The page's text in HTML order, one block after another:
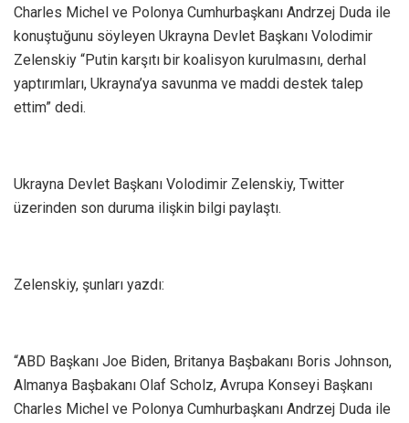
Charles Michel ve Polonya Cumhurbaşkanı Andrzej Duda ile
konuştuğunu söyleyen Ukrayna Devlet Başkanı Volodimir
Zelenskiy “Putin karşıtı bir koalisyon kurulmasını, derhal
yaptırımları, Ukrayna’ya savunma ve maddi destek talep
ettim” dedi.
Ukrayna Devlet Başkanı Volodimir Zelenskiy, Twitter
üzerinden son duruma ilişkin bilgi paylaştı.
Zelenskiy, şunları yazdı:
“ABD Başkanı Joe Biden, Britanya Başbakanı Boris Johnson,
Almanya Başbakanı Olaf Scholz, Avrupa Konseyi Başkanı
Charles Michel ve Polonya Cumhurbaşkanı Andrzej Duda ile